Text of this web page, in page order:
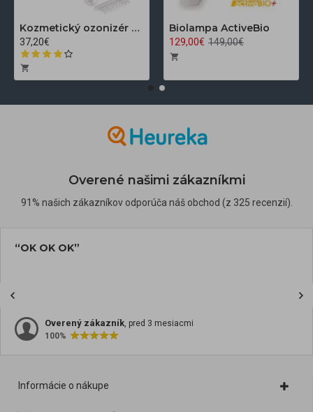
Kozmetický ozonizér Darsonval LZ-006A
37,20€
Biolampa ActiveBio
129,00€ 149,00€
Overené našimi zákazníkmi
91% našich zákazníkov odporúča náš obchod (z 325 recenzií).
“OK OK OK”
Overený zákazník, pred 3 mesiacmi
100%
Informácie o nákupe